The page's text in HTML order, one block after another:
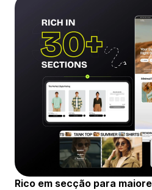
Rico em secção para